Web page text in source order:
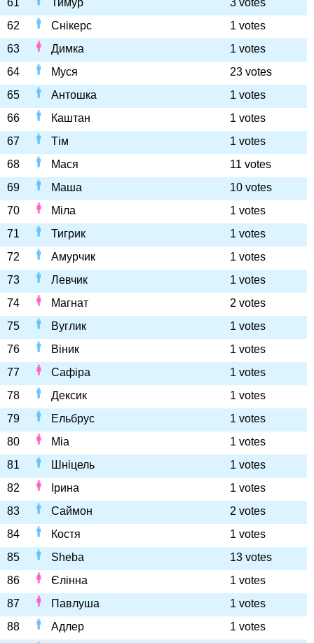
61 Тимур
3 votes
62
Снікерс
1 votes
63
Димка
1 votes
64
Муся
23 votes
65
Антошка
1 votes
66
Каштан
1 votes
67
Тім
1 votes
68
Мася
11 votes
69
Маша
10 votes
70
Міла
1 votes
71
Тигрик
1 votes
72
Амурчик
1 votes
73
Левчик
1 votes
74
Магнат
2 votes
75
Вуглик
1 votes
76
Віник
1 votes
77
Сафіра
1 votes
78
Дексик
1 votes
79
Ельбрус
1 votes
80
Міа
1 votes
81
Шніцель
1 votes
82
Ірина
1 votes
83
Саймон
2 votes
84
Костя
1 votes
85
Sheba
13 votes
86
Єлінна
1 votes
87
Павлуша
1 votes
88
Адлер
1 votes